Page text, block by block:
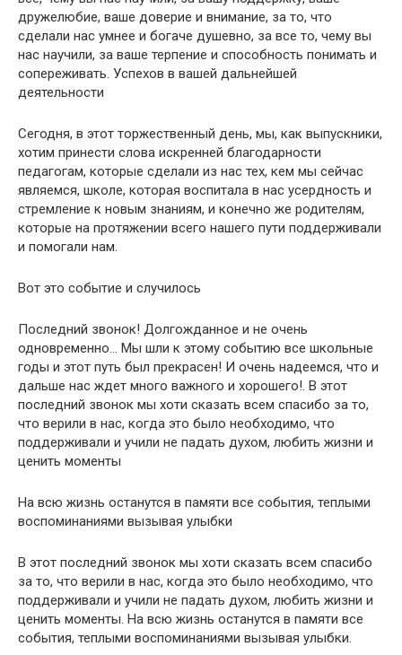
дружелюбие, ваше доверие и внимание, за то, что
сделали нас умнее и богаче душевно, за все то, чему вы
нас научили, за ваше терпение и способность понимать и
сопереживать. Успехов в вашей дальнейшей
деятельности
Сегодня, в этот торжественный день, мы, как выпускники,
хотим принести слова искренней благодарности
педагогам, которые сделали из нас тех, кем мы сейчас
являемся, школе, которая воспитала в нас усердность и
стремление к новым знаниям, и конечно же родителям,
которые на протяжении всего нашего пути поддерживали
и помогали нам.
Вот это событие и случилось
Последний звонок! Долгожданное и не очень
одновременно… Мы шли к этому событию все школьные
годы и этот путь был прекрасен! И очень надеемся, что и
дальше нас ждет много важного и хорошего!. В этот
последний звонок мы хоти сказать всем спасибо за то,
что верили в нас, когда это было необходимо, что
поддерживали и учили не падать духом, любить жизни и
ценить моменты
На всю жизнь останутся в памяти все события, теплыми
воспоминаниями вызывая улыбки
В этот последний звонок мы хоти сказать всем спасибо
за то, что верили в нас, когда это было необходимо, что
поддерживали и учили не падать духом, любить жизни и
ценить моменты. На всю жизнь останутся в памяти все
события, теплыми воспоминаниями вызывая улыбки.